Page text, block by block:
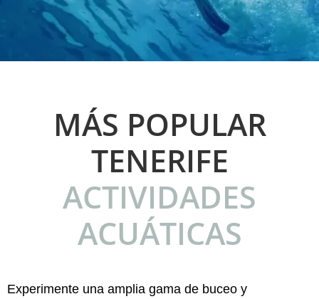
MÁS POPULAR
TENERIFE
ACTIVIDADES
ACUÁTICAS
Experimente una amplia gama de buceo y